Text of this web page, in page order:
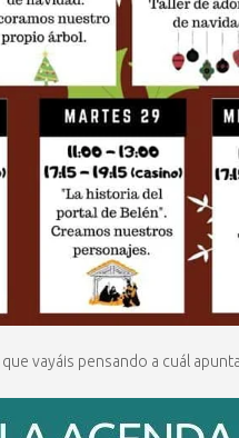
vayáis pensando a cuál